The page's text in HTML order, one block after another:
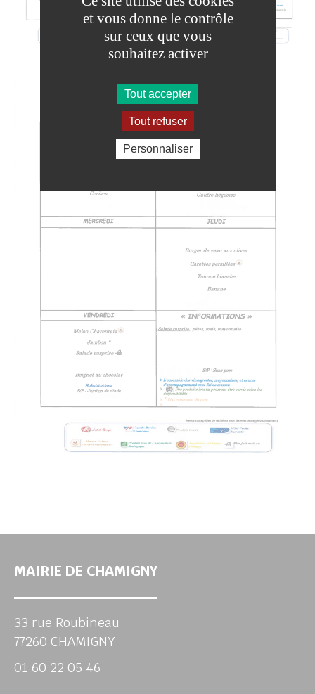
MAIRIE DE CHAMIGNY
33 rue Roubineau
77260 CHAMIGNY
01 60 22 05 46
et vous donne le contrôle
sur ceux que vous
souhaitez activer
Tout accepter
Tout refuser
Personnaliser